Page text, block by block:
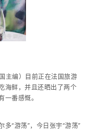
主编）目前正在法国旅游
海鲜，并且还晒出了两个
番感慨。
“游荡”，今日张宇“游荡”